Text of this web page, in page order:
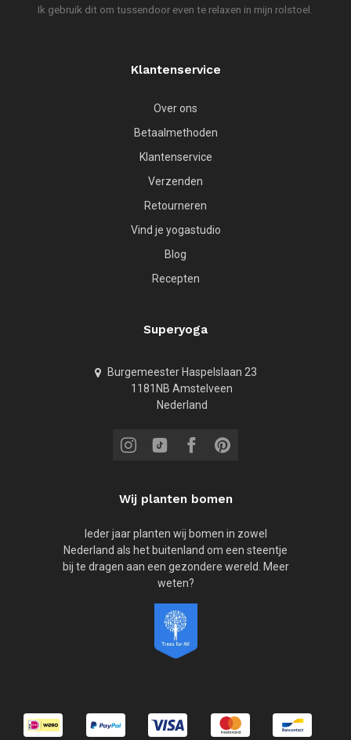
Ik gebruik dit om tussendoor even te relaxen in mijn rolstoel.
Klantenservice
Over ons
Betaalmethoden
Klantenservice
Verzenden
Retourneren
Vind je yogastudio
Blog
Recepten
Superyoga
Burgemeester Haspelslaan 23
1181NB Amstelveen
Nederland
Wij planten bomen
Ieder jaar planten wij bomen in zowel
Nederland als het buitenland om een steentje
bij te dragen aan een gezondere wereld. Meer
weten?